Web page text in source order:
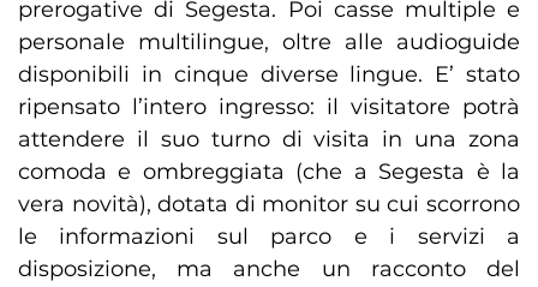
prerogative di Segesta. Poi casse multiple e
personale multilingue, oltre alle audioguide
disponibili in cinque diverse lingue. E’ stato
ripensato l’intero ingresso: il visitatore potrà
attendere il suo turno di visita in una zona
comoda e ombreggiata (che a Segesta è la
vera novità), dotata di monitor su cui scorrono
le informazioni sul parco e i servizi a
disposizione, ma anche un racconto del